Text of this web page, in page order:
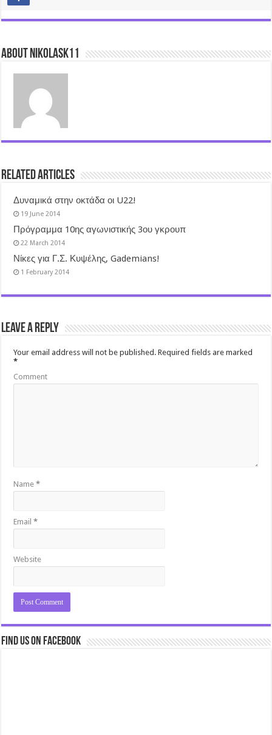
About nikolask11
Related Articles
Δυναμικά στην οκτάδα οι U22!
19 June 2014
Πρόγραμμα 10ης αγωνιστικής 3ου γκρουπ
22 March 2014
Νίκες για Γ.Σ. Κυψέλης, Gademians!
1 February 2014
Leave a Reply
Your email address will not be published. Required fields are marked
*
Comment
Name*
Email*
Website
Find us on Facebook